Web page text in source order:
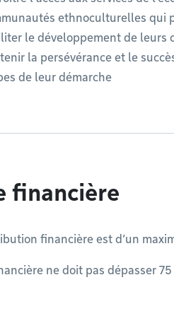
ethnoculturelles qui
le développement de leurs
la persévérance et le
de leur démarche
financière
financière est d’un
ne doit pas dépasser